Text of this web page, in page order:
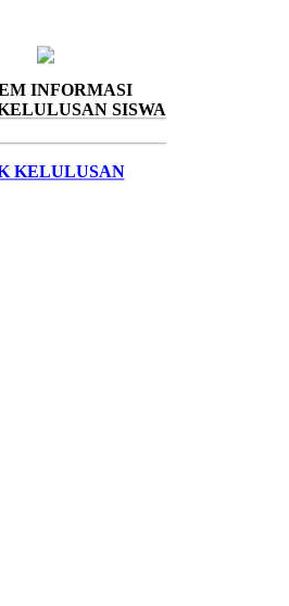
INFORMASI
SISWA
KELULUSAN